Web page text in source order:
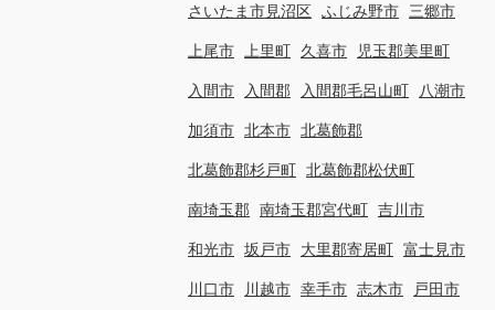
さいたま市見沼区 ふじみ野市 三郷市
上尾市 上里町 久喜市 児玉郡美里町
入間市 入間郡 入間郡毛呂山町 八潮市
加須市 北本市 北葛飾郡
北葛飾郡杉戸町 北葛飾郡松伏町
南埼玉郡 南埼玉郡宮代町 吉川市
和光市 坂戸市 大里郡寄居町 富士見市
川口市 川越市 幸手市 志木市 戸田市